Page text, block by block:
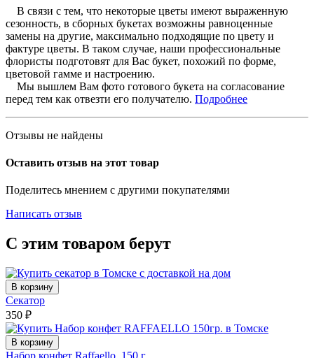
В связи с тем, что некоторые цветы имеют выраженную
сезонность, в сборных букетах возможны равноценные
замены на другие, максимально подходящие по цвету и
фактуре цветы. В таком случае, наши профессиональные
флористы подготовят для Вас букет, похожий по форме,
цветовой гамме и настроению.
Мы вышлем Вам фото готового букета на согласование
перед тем как отвезти его получателю. Подробнее
Отзывы не найдены
Оставить отзыв на этот товар
Поделитесь мнением с другими покупателями
Написать отзыв
С этим товаром берут
В корзину
Секатор
350 ₽
В корзину